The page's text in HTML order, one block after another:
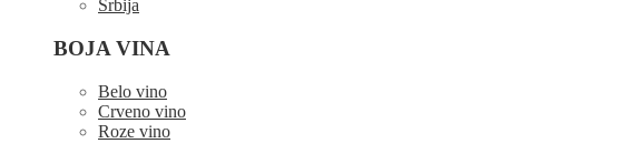
Srbija
BOJA VINA
Belo vino
Crveno vino
Roze vino